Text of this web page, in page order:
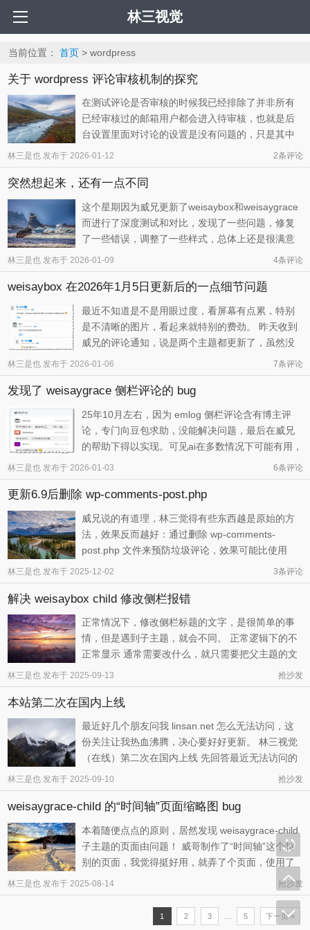
林三视觉
当前位置： 首页> wordpress
关于 wordpress 评论审核机制的探究
在测试评论是否审核的时候我已经排除了并非所有
已经审核过的邮箱用户都会进入待审核，也就是后
台设置里面对讨论的设置是没有问题的，只是其中
的机制，我们还没有摸清楚。于是我又换了两个邮
箱进行测试，得出更多的结论… 第二条评论是否会
进入待审的因素探究 后台设置，选择讨论，评论显
林三是也发布于 2026-01-12 2条评论
突然想起来，还有一点不同
这个星期因为威兄更新了weisaybox和weisaygrace
而进行了深度测试和对比，发现了一些问题，修复
了一些错误，调整了一些样式，总体上还是很满意
的，主题在进步，我的认识也在提高，明天亦是充
满了期待的说。 1、侧栏评论未过滤博主评论 这个
问题经威兄提醒，是我的问题，我的后台邮箱和用
林三是也发布于 2026-01-09 4条评论
weisaybox 在2026年1月5日更新后的一点细节问题
最近不知道是不是用眼过度，看屏幕有点累，特别
是不清晰的图片，看起来就特别的费劲。 昨天收到
威兄的评论通知，说是两个主题都更新了，虽然没
有我想象的那样完美（产生了新的问题），但是主
要功能都实现了，还是很开心的，算是2026年的惊
喜了，这里再次感谢威兄（威言威语）的无私奉
林三是也发布于 2026-01-06 7条评论
发现了 weisaygrace 侧栏评论的 bug
25年10月左右，因为 emlog 侧栏评论含有博主评
论，专门向豆包求助，没能解决问题，最后在威兄
的帮助下得以实现。可见ai在多数情况下可能有用，
但是针对性的细节上，能力有限，需要使用者具备
相当的业务水平。也就是说，ai的发展还没有到真正
可以解决大部分问题的时候，而平时小问题让它来
林三是也发布于 2026-01-03 6条评论
更新6.9后删除 wp-comments-post.php
威兄说的有道理，林三觉得有些东西越是原始的方
法，效果反而越好：通过删除 wp-comments-
post.php 文件来预防垃圾评论，效果可能比使用
akismet 更好。之前也是跟我说过一次，我不以为
然，毕竟有插件，没有痛苦，也就几十条… 之所以
现在准备这么做，并观察效果，1是考虑到跟随大师
林三是也发布于 2025-12-02 3条评论
解决 weisaybox child 修改侧栏报错
正常情况下，修改侧栏标题的文字，是很简单的事
情，但是遇到子主题，就会不同。 正常逻辑下的不
正常显示 通常需要改什么，就只需要把父主题的文
件复制到子主题来，但是林三这次修改侧栏却出现
了报错： Warning:
include(includes/sidebar_tab.php): Failed to open
...
林三是也发布于 2025-09-13 抢沙发
本站第二次在国内上线
最近好几个朋友问我 linsan.net 怎么无法访问，这
份关注让我热血沸腾，决心要好好更新。 林三视觉
（在线）第二次在国内上线 先回答最近无法访问的
原因：本站在百度云服务器上面进行了备案。至于
为什么要从香港服务器搬到国内，除了想试试配置
更高的服务器外，也得益于百度云服务器的优惠力
林三是也发布于 2025-09-10 抢沙发
weisaygrace-child 的“时间轴”页面缩略图 bug
本着随便点点的原则，居然发现 weisaygrace-child
子主题的页面由问题！ 威哥制作了“时间轴”这个特
别的页面，我觉得挺好用，就弄了个页面，使用了
这个模板。 但是使用子主题的时候，居然发现他这
个页面使用的是相对地址，所以需要用的随机图是
子主题的对应位置，而我的子主题什么图片都没
有。即使没有请教 AI ，但是林 ...
林三是也发布于 2025-08-14 抢沙发
1 2 3 5 下一页 »